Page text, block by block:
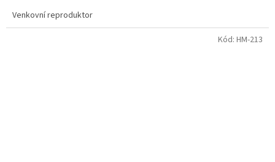
Venkovní reproduktor
Kód: HM-213